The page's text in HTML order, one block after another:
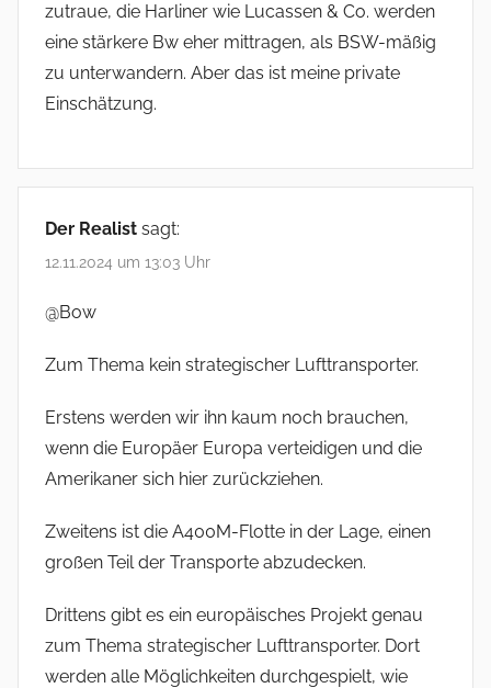
zutraue, die Harliner wie Lucassen & Co. werden
eine stärkere Bw eher mittragen, als BSW-mäßig
zu unterwandern. Aber das ist meine private
Einschätzung.
Der Realist sagt:
12.11.2024 um 13:03 Uhr
@Bow
Zum Thema kein strategischer Lufttransporter.
Erstens werden wir ihn kaum noch brauchen,
wenn die Europäer Europa verteidigen und die
Amerikaner sich hier zurückziehen.
Zweitens ist die A400M-Flotte in der Lage, einen
großen Teil der Transporte abzudecken.
Drittens gibt es ein europäisches Projekt genau
zum Thema strategischer Lufttransporter. Dort
werden alle Möglichkeiten durchgespielt, wie